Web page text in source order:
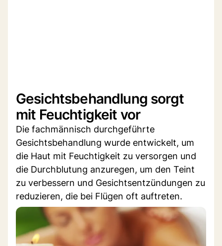
Gesichtsbehandlung sorgt
mit Feuchtigkeit vor
Die fachmännisch durchgeführte
Gesichtsbehandlung wurde entwickelt, um
die Haut mit Feuchtigkeit zu versorgen und
die Durchblutung anzuregen, um den Teint
zu verbessern und Gesichtsentzündungen zu
reduzieren, die bei Flügen oft auftreten.